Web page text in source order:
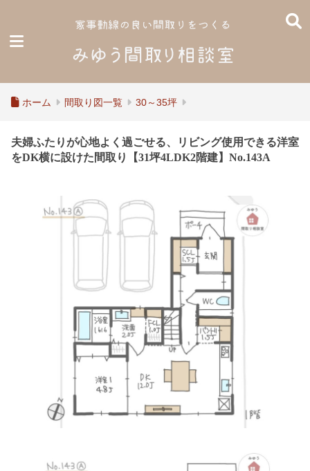
ホーム 間取り図一覧 30～35坪
夫婦ふたりが心地よく過ごせる、リビング使用できる洋室
をDK横に設けた間取り【31坪4LDK2階建】No.143A